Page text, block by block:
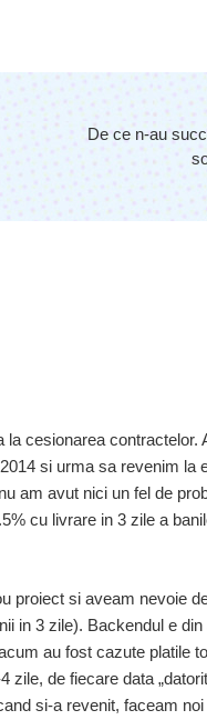
De ce n-au
cesionarea contractelor.
si urma sa revenim la
am avut nici un fel de
cu livrare in 3 zile a
proiect si aveam nevoie
in 3 zile). Backendul e
au fost cazute platile
de fiecare data
si-a revenit, faceam